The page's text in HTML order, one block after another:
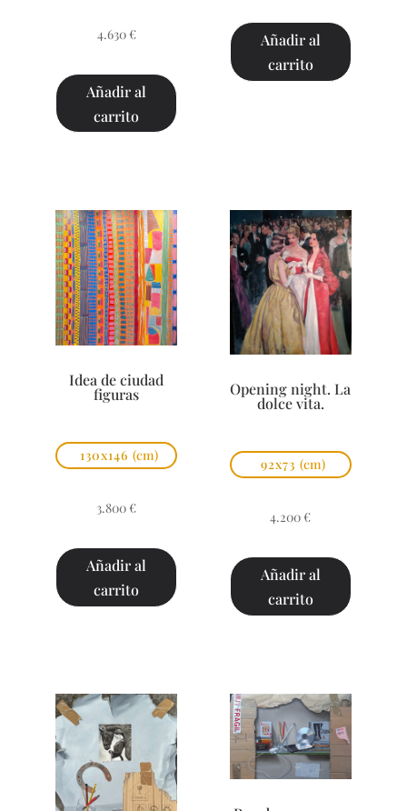
4.630 €
Añadir al
carrito
Añadir al
carrito
Idea de ciudad
figuras
130x146 (cm)
3.800 €
Añadir al
carrito
Opening night. La
dolce vita.
92x73 (cm)
4.200 €
Añadir al
carrito